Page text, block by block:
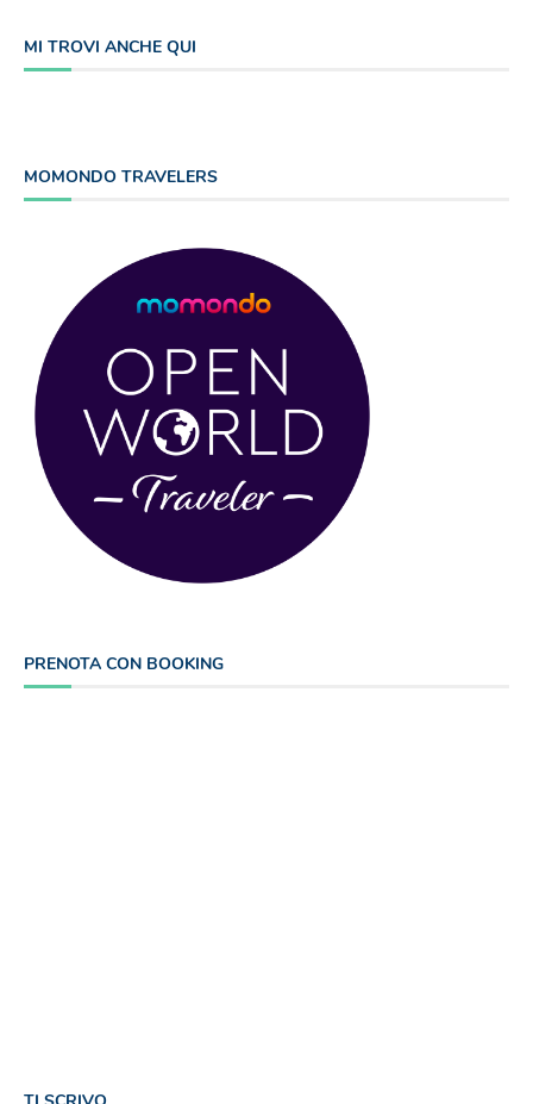
MI TROVI ANCHE QUI
MOMONDO TRAVELERS
PRENOTA CON BOOKING